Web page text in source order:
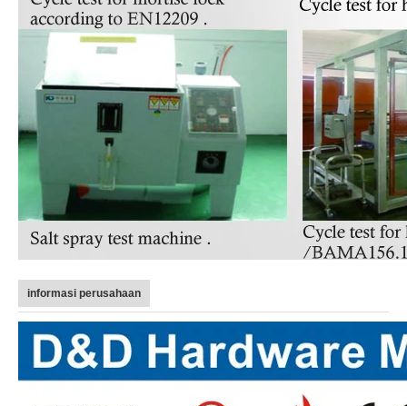
informasi perusahaan